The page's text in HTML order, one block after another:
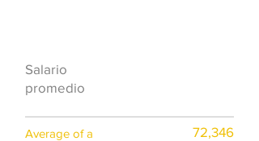
Salario
promedio
Average of a
72,346